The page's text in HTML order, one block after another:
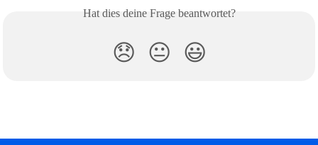
Hat dies deine Frage beantwortet?
😞 😐 😃